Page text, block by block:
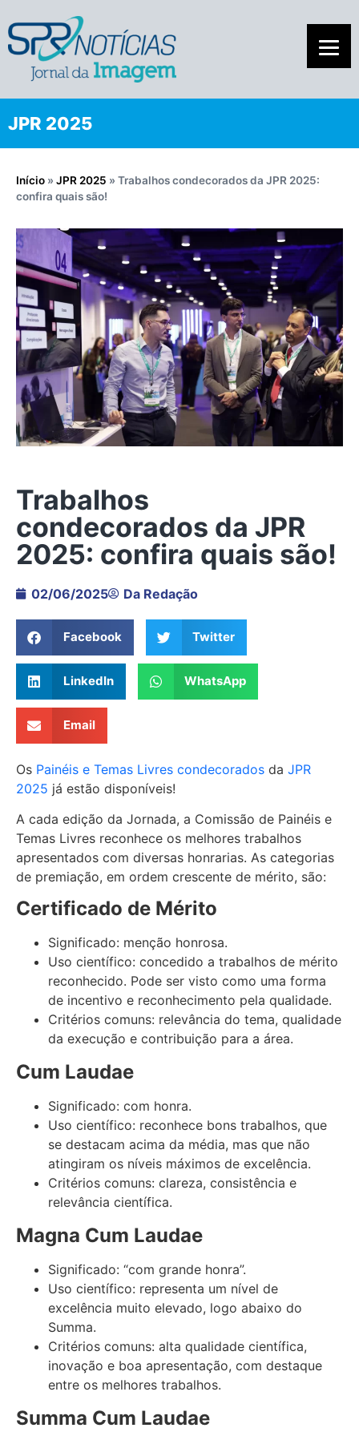
JPR 2025
Início » JPR 2025 » Trabalhos condecorados da JPR 2025:
confira quais são!
Trabalhos
condecorados da JPR
2025: confira quais são!
02/06/2025 Da Redação
Facebook Twitter
LinkedIn WhatsApp
Email
Os Painéis e Temas Livres condecorados da JPR
2025 já estão disponíveis!
A cada edição da Jornada, a Comissão de Painéis e
Temas Livres reconhece os melhores trabalhos
apresentados com diversas honrarias. As categorias
de premiação, em ordem crescente de mérito, são:
Certificado de Mérito
Significado: menção honrosa.
Uso científico: concedido a trabalhos de mérito
reconhecido. Pode ser visto como uma forma
de incentivo e reconhecimento pela qualidade.
Critérios comuns: relevância do tema, qualidade
da execução e contribuição para a área.
Cum Laudae
Significado: com honra.
Uso científico: reconhece bons trabalhos, que
se destacam acima da média, mas que não
atingiram os níveis máximos de excelência.
Critérios comuns: clareza, consistência e
relevância científica.
Magna Cum Laudae
Significado: “com grande honra”.
Uso científico: representa um nível de
excelência muito elevado, logo abaixo do
Summa.
Critérios comuns: alta qualidade científica,
inovação e boa apresentação, com destaque
entre os melhores trabalhos.
Summa Cum Laudae